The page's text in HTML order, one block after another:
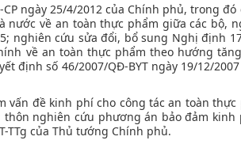
ngày 25/4/2012 của Chính phủ, trong
về an toàn thực phẩm giữa các bộ,
nghiên cứu sửa đổi, bổ sung Nghị định
về an toàn thực phẩm theo hướng
định số 46/2007/QĐ-BYT ngày 19/12/
vấn đề kinh phí cho công tác an toàn
thôn nghiên cứu phương án bảo đảm
TTg của Thủ tướng Chính phủ.